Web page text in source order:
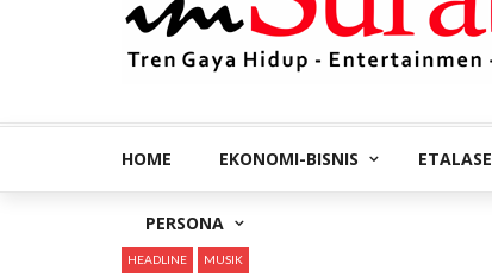
HOME EKONOMI-BISNIS ETALASE
PERSONA
HEADLINE MUSIK